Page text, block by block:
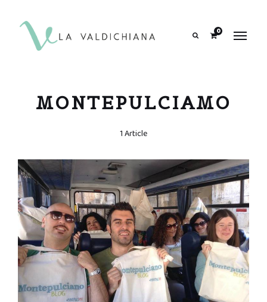
0
MONTEPULCIAMO
1 Article